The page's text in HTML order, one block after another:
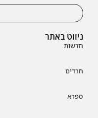
ניווט באתר
חדשות
חרדים
ספרא